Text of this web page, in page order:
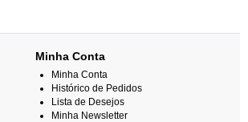
Minha Conta
Minha Conta
Histórico de Pedidos
Lista de Desejos
Minha Newsletter